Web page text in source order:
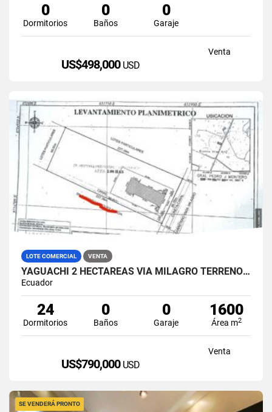
0
Dormitorios
0
Baños
0
Garaje
Venta
US$498,000 USD
LOTE COMERCIAL VENTA
YAGUACHI 2 HECTÁREAS VIA MILAGRO TERRENO INDUSTRIAL EN VENTA
Ecuador
24
Dormitorios
0
Baños
0
Garaje
1600
Área m2
Venta
US$790,000 USD
SE VENDERÁ PRONTO